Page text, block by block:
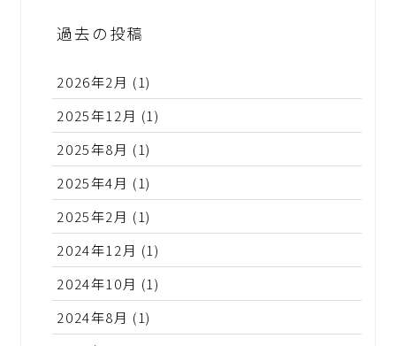
過去の投稿
2026年2月 (1)
2025年12月 (1)
2025年8月 (1)
2025年4月 (1)
2025年2月 (1)
2024年12月 (1)
2024年10月 (1)
2024年8月 (1)